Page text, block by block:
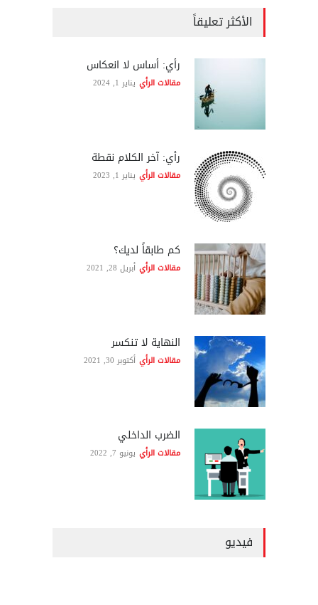
الأكثر تعليقاً
رأي: أساس لا انعكاس
مقالات الرأي يناير 1, 2024
رأي: آخر الكلام نقطة
مقالات الرأي يناير 1, 2023
كم طابقاً لديك؟
مقالات الرأي أبريل 28, 2021
النهاية لا تنكسر
مقالات الرأي أكتوبر 30, 2021
الضرب الداخلي
مقالات الرأي يونيو 7, 2022
فيديو